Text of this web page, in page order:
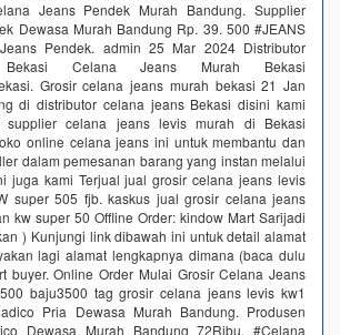
Jeans Pendek Murah Bandung. Supplier
Dewasa Murah Bandung Rp. 39. 500 #JEANS
Pendek. admin 25 Mar 2024 Distributor
Celana Jeans Murah Bekasi
Grosir celana jeans murah bekasi 21 Jan
di distributor celana jeans Bekasi disini kami
celana jeans levis murah di Bekasi
online celana jeans ini untuk membantu dan
dalam pemesanan barang yang instan melalui
juga kami Terjual jual grosir celana jeans levis
super 505 fjb. kaskus jual grosir celana jeans
kw super 50 Offline Order: kindow Mart Sarijadi
) Kunjungi link dibawah ini untuk detail alamat
lagi alamat lengkapnya dimana (baca dulu
buyer. Online Order Mulai Grosir Celana Jeans
baju3500 tag grosir celana jeans levis kw1
Pria Dewasa Murah Bandung. Produsen
Dewasa Murah Bandung 72Ribu. #Celana